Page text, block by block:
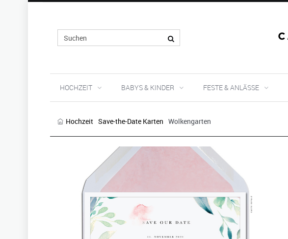
HOCHZEIT BABYS & KINDER FESTE & ANLÄSSE
Hochzeit Save-the-Date Karten Wolkengarten